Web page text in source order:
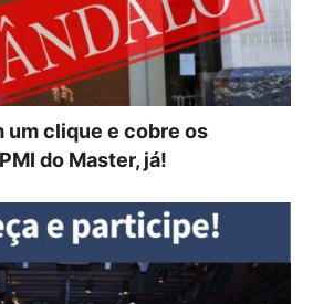
um clique e cobre os
do Master, já!